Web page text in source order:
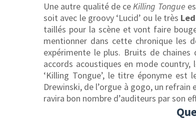
Une autre qualité de ceKilling Tongue
soit avec le groovy ‘Lucid’ ou le très
taillés pour la scène et vont faire
mentionner dans cette chronique les
expérimente le plus. Bruits de
accords acoustiques en mode
‘Killing Tongue’, le titre éponyme est
Drewinski, de l’orgue à gogo, un
ravira bon nombre d’auditeurs par son